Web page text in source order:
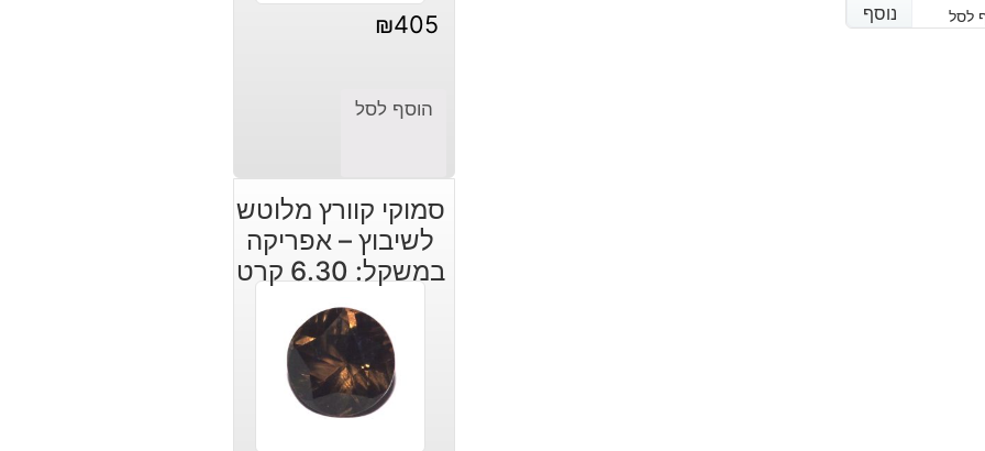
נוסף
לסל
נוסף
₪405
הוסף לסל
סמוקי קוורץ מלוטש
לשיבוץ – אפריקה
במשקל: 6.30 קרט